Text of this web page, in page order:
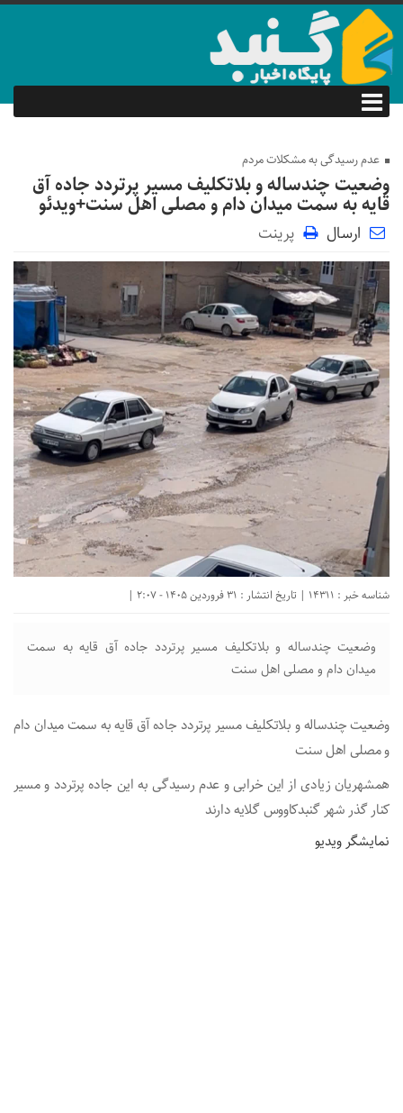
عدم رسیدگی به مشکلات مردم
وضعیت چندساله و بلاتکلیف مسیر پرتردد جاده آق
قایه به سمت میدان دام و مصلی اهل سنت+ویدئو
ارسال پرینت
شناسه خبر : 14311 | تاریخ انتشار : 31 فروردین 1405 - 2:07 |
وضعیت چندساله و بلاتکلیف مسیر پرتردد جاده آق قایه به سمت
میدان دام و مصلی اهل سنت
وضعیت چندساله و بلاتکلیف مسیر پرتردد جاده آق قایه به سمت میدان دام
و مصلی اهل سنت
همشهریان زیادی از این خرابی و عدم رسیدگی به این جاده پرتردد و مسیر
کنار گذر شهر گنبدکاووس گلایه دارند
نمایشگر ویدیو